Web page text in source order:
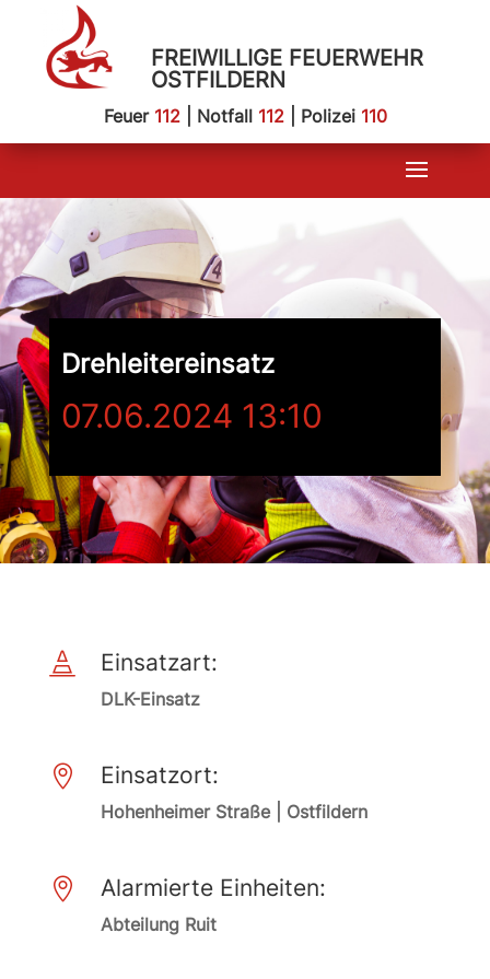
FREIWILLIGE FEUERWEHR
OSTFILDERN
Feuer 112| Notfall 112| Polizei 110
Drehleitereinsatz
07.06.2024 13:10
 Einsatzart:
DLK-Einsatz
 Einsatzort:
Hohenheimer Straße | Ostfildern
 Alarmierte Einheiten:
Abteilung Ruit